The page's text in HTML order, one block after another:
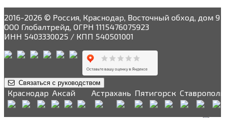
2016-2026 © Россия, Краснодар, Восточный обход, дом 9
ООО Глобалтрейд, ОГРН 1115476075923
ИНН 5403330025 / КПП 540501001
Связаться с руководством
Краснодар Аксай Астрахань Пятигорск Ставрополь